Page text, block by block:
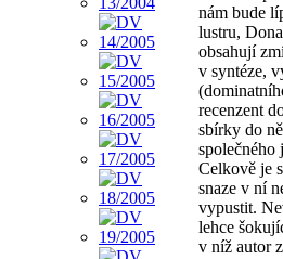
nám bude
lustru,
obsahují
v syntéze,
recenzent
sbírky do
společného
Celkově je
snaze v ní
vypustit.
lehce
v níž autor